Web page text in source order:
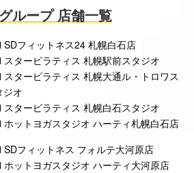
ループ 店舗一覧
SDフィットネス24 札幌白石店
スターピラティス 札幌駅前スタジオ
スターピラティス 札幌大通ル・トロワス
ジオ
スターピラティス 札幌白石スタジオ
ホットヨガスタジオ ハーティ札幌白石店
SDフィットネス フォルテ大河原店
ホットヨガスタジオ ハーティ大河原店